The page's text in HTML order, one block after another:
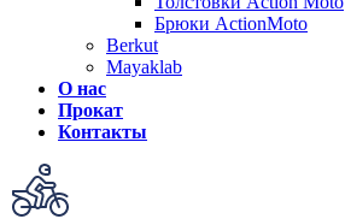
Брюки ActionMoto
Berkut
Mayaklab
О нас
Прокат
Контакты